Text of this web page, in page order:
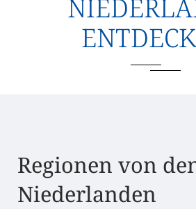
Regionen von
Niederlanden